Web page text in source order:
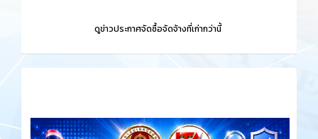
ดูข่าวประกาศจัดซื้อจัดจ้างที่เก่ากว่านี้